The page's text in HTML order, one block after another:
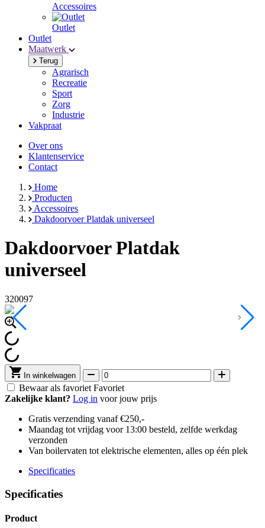
Accessoires
Outlet
Outlet
Maatwerk
Terug
Agrarisch
Recreatie
Sport
Zorg
Industrie
Vakpraat
Over ons
Klantenservice
Contact
Home
Producten
Accessoires
Dakdoorvoer Platdak universeel
Dakdoorvoer Platdak
universeel
320097
In winkelwagen
Bewaar als favoriet Favoriet
Zakelijke klant? Log in voor jouw prijs
Gratis verzending vanaf €250,-
Maandag tot vrijdag voor 13:00 besteld, zelfde werkdag
verzonden
Van boilervaten tot elektrische elementen, alles op één plek
Specificaties
Specificaties
Product